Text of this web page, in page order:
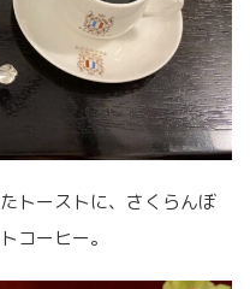
トーストに、さくらんぼ
コーヒー。